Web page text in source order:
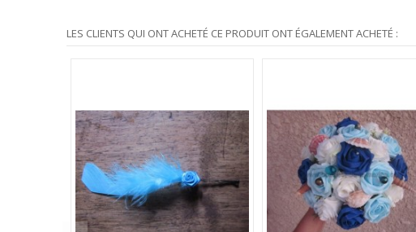
LES CLIENTS QUI ONT ACHETÉ CE PRODUIT ONT ÉGALEMENT ACHETÉ :